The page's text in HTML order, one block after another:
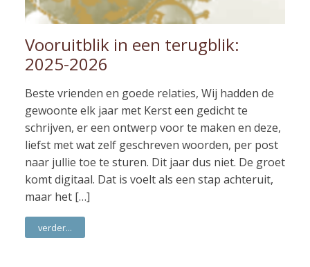
Vooruitblik in een terugblik:
2025-2026
Beste vrienden en goede relaties, Wij hadden de
gewoonte elk jaar met Kerst een gedicht te
schrijven, er een ontwerp voor te maken en deze,
liefst met wat zelf geschreven woorden, per post
naar jullie toe te sturen. Dit jaar dus niet. De groet
komt digitaal. Dat is voelt als een stap achteruit,
maar het […]
verder...